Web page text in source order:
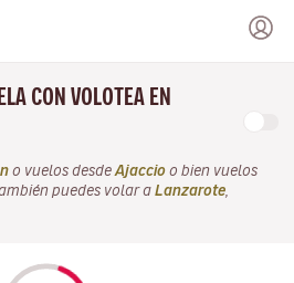
CON VOLOTEA EN
o vuelos desde Ajaccio o bien vuelos
puedes volar a Lanzarote